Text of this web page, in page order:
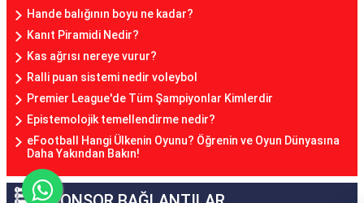
Hande balığının boyu ne kadar?
Kanıt Piramidi Nedir?
Kas ağrısı nereye vurur?
Ralli puan sistemi nedir voleybol
Premier League'de Tüm Şampiyonlar Kimlerdir
Epistemolojik temellendirme nedir?
eFootball Hangi Ülkenin Oyunu? Öğrenin ve Oyun Dünyasına
Daha Yakından Bakın!